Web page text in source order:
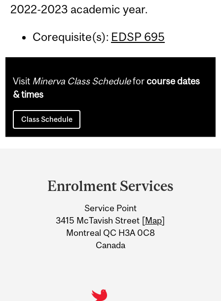
2022-2023 academic year.
Corequisite(s): EDSP 695
Visit Minerva Class Scheduleforcourse dates
& times
Class Schedule
Information
Enrolment Services
Service Point
3415 McTavish Street [Map]
Montreal QC H3A 0C8
Canada